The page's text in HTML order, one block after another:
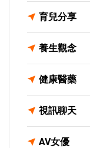
育兒分享
養生觀念
健康醫藥
視訊聊天
AV女優